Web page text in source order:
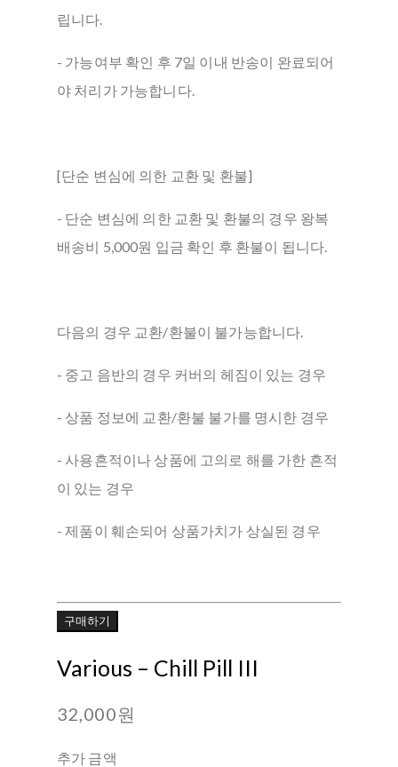
립니다.
- 가능여부 확인 후 7일 이내 반송이 완료되어
야 처리가 가능합니다.
[단순 변심에 의한 교환 및 환불]
- 단순 변심에 의한 교환 및 환불의 경우 왕복
배송비 5,000원 입금 확인 후 환불이 됩니다.
다음의 경우 교환/환불이 불가능합니다.
- 중고 음반의 경우 커버의 헤짐이 있는 경우
- 상품 정보에 교환/환불 불가를 명시한 경우
- 사용흔적이나 상품에 고의로 해를 가한 흔적
이 있는 경우
- 제품이 훼손되어 상품가치가 상실된 경우
구매하기
Various – Chill Pill III
32,000원
추가 금액